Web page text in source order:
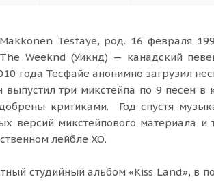
Tesfaye, род. 16 февраля
Weeknd (Уикнд) — канадский
года Тесфайе анонимно загрузил
выпустил три микстейпа по 9 песен
критиками. Год спустя
версий микстейпового материала
лейбле XO.
студийный альбом «Kiss Land», в